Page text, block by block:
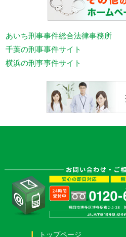
あいち刑事事件総合法律事務所
千葉の刑事事件サイト
横浜の刑事事件サイト
トップページ